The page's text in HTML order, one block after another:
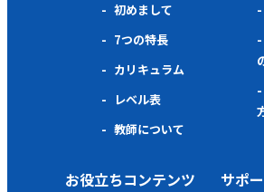
初めまして
7つの特長
カリキュラム
レベル表
教師について
お役立ちコンテンツ サポ